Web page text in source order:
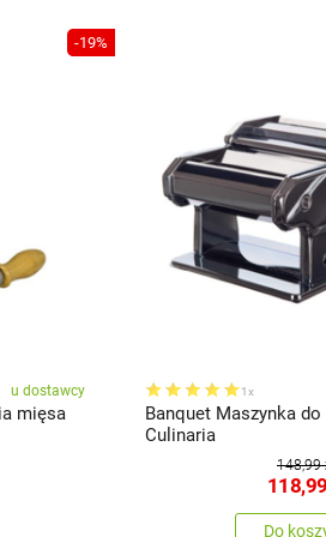
-19%
u dostawcy
mięsa
1x
Banquet Maszynka
Culinaria
148,99
Do